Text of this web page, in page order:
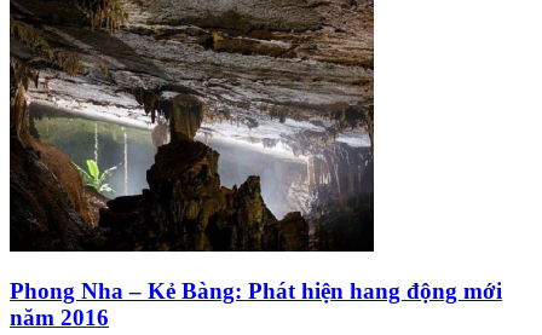
Phong Nha – Kẻ Bàng: Phát hiện hang động mới
năm 2016